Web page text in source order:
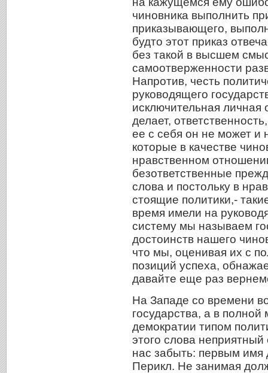
чиновника выполнить
приказывающего,
будто этот приказ
без такой в высшем
самоотверженности
Напротив, честь
руководящего
исключительная личная
делает,
ее с себя он не может и
которые в качестве
нравственном
безответственные
слова и постольку в
стоящие политики,-
время имели на
систему мы называем
достоинств нашего
что мы, оценивая их с
позиций успеха,
давайте еще раз
На Западе со времени
государства, а в
демократии типом
этого слова неприятный
нас забыть: первым имя
Перикл. Не занимая